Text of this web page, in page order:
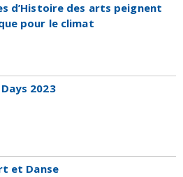
d’Histoire des arts peignent
pour le climat
2023
et Danse